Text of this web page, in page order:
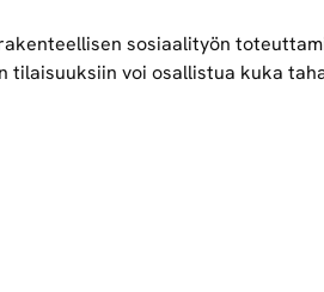
sosiaalityön
voi osallistua kuka